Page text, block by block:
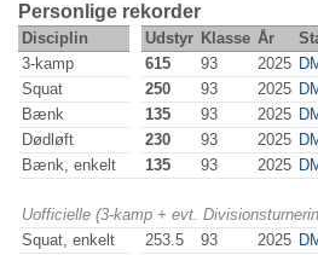
Personlige rekorder
Disciplin Udstyr Klasse År
3-kamp
615 93 2025
Squat
250 93 2025
Bænk
135 93 2025
Dødløft
230 93 2025
Bænk, enkelt
135 93 2025
Uofficielle (3-kamp + evt.
Squat, enkelt
253.5 93 2025